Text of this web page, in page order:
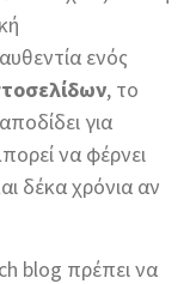
ενός
, το
για
να φέρνει
δέκα χρόνια αν
blog πρέπει να